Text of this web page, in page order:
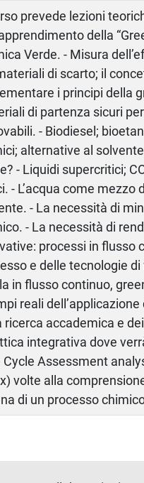
prevede lezioni
della
Verde. - Misura
di scarto; il
i principi della
di partenza sicuri
- Biodiesel;
alternative al
- Liquidi supercritici;
- L’acqua come mezzo
- La necessità di
- La necessità di
processi in flusso
e delle tecnologie
in flusso continuo,
reali
ricerca accademica e
integrativa dove
Cycle Assessment
volte alla
di un processo